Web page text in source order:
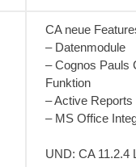
CA neue
– Datenmodule
– Cognos Pauls
Funktion
– Active Reports
– MS Office
UND: CA 11.2.4